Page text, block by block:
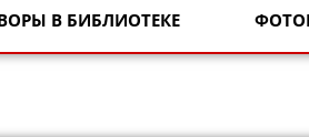
В БИБЛИОТЕКЕ